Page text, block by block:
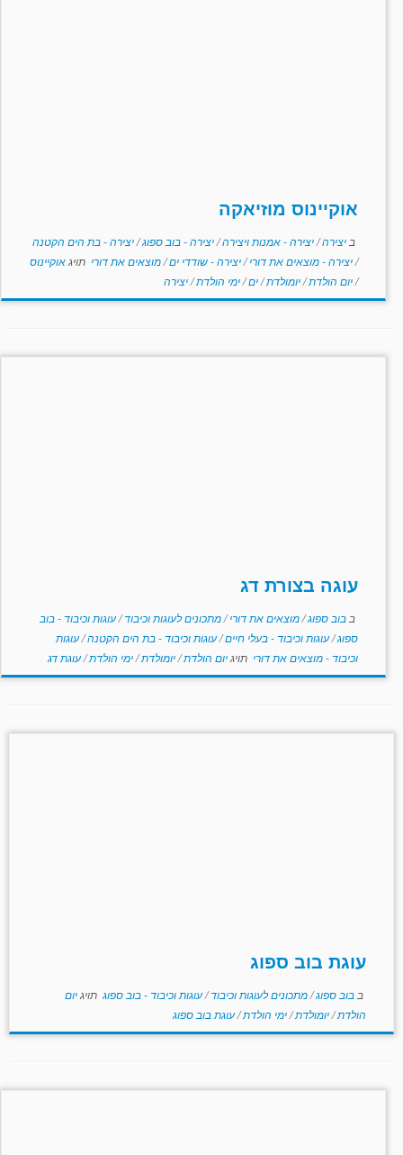
אוקיינוס מוזיאקה
ב יצירה/יצירה - אמנות ויצירה/יצירה - בוב ספוג/יצירה - בת הים הקטנה
/יצירה - מוצאים את דורי/יצירה - שודדי ים/מוצאים את דורי תויגאוקיינוס
/יום הולדת/יומולדת/ים/ימי הולדת/יצירה
עוגה בצורת דג
ב בוב ספוג/מוצאים את דורי/מתכונים לעוגות וכיבוד/עוגות וכיבוד - בוב
ספוג/עוגות וכיבוד - בעלי חיים/עוגות וכיבוד - בת הים הקטנה/עוגות
וכיבוד - מוצאים את דורי תויגיום הולדת/יומולדת/ימי הולדת/עוגת דג
עוגת בוב ספוג
ב בוב ספוג/מתכונים לעוגות וכיבוד/עוגות וכיבוד - בוב ספוג תויגיום
הולדת/יומולדת/ימי הולדת/עוגת בוב ספוג